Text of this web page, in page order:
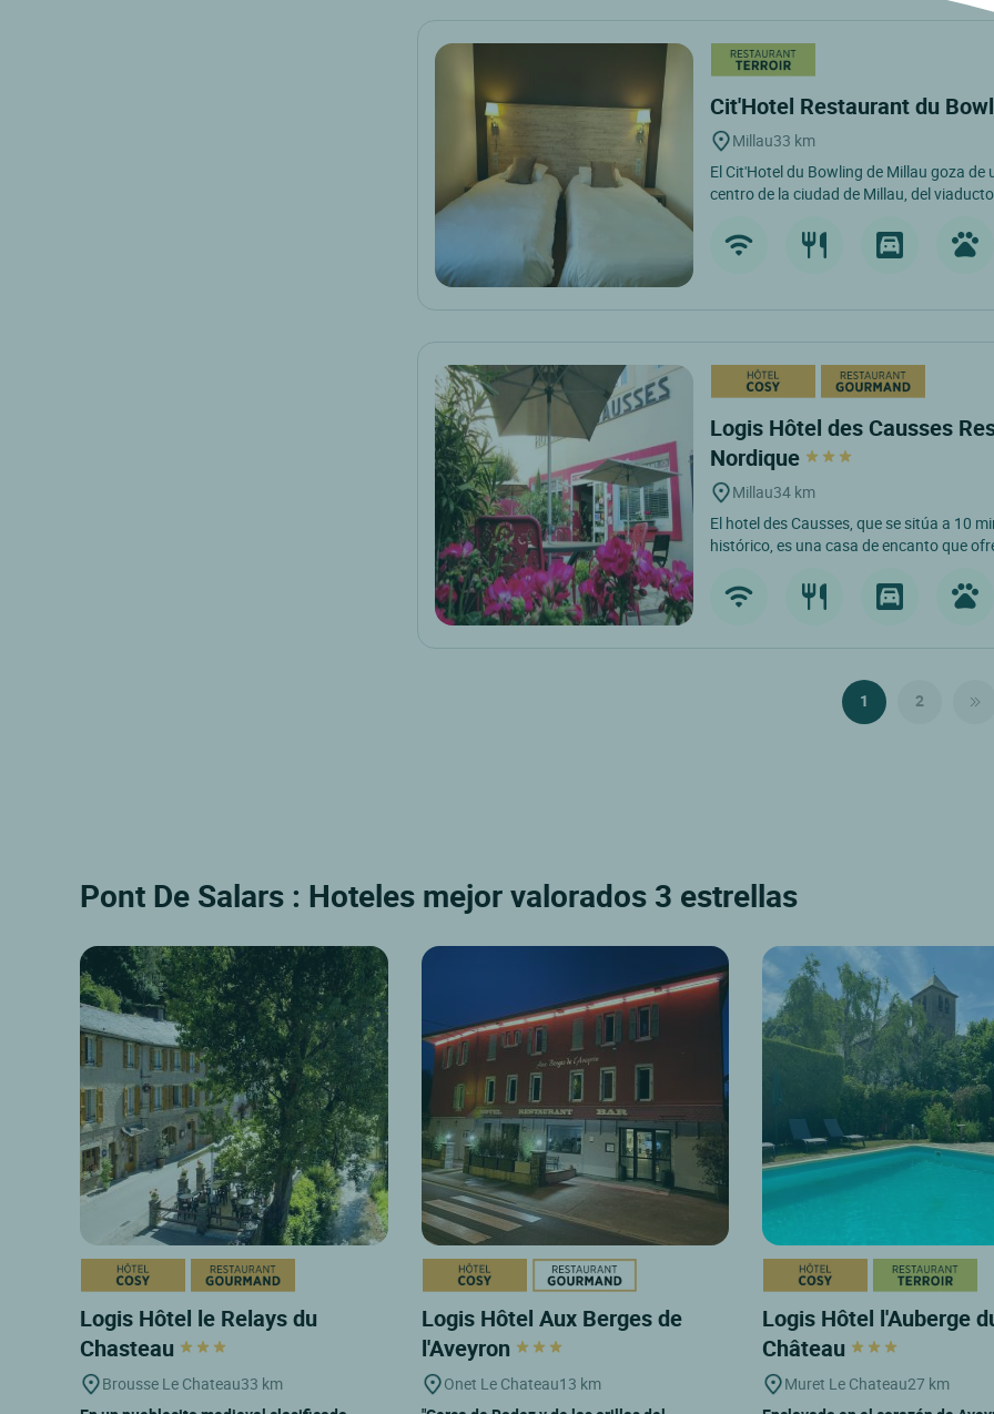
Cit'Hotel Restaurant du
Millau33 km
El Cit'Hotel du Bowling de Millau goza de
centro de la ciudad de Millau, del
Logis Hôtel des Causses
Nordique
Millau34 km
El hotel des Causses, que se sitúa a 10
histórico, es una casa de encanto que
1 2
Pont De Salars : Hoteles mejor valorados 3 estrellas
Logis Hôtel le Relays du
Chasteau
Brousse Le Chateau33 km
Logis Hôtel Aux Berges de
l'Aveyron
Onet Le Chateau13 km
Logis Hôtel l'Auberge
Château
Muret Le Chateau27 km